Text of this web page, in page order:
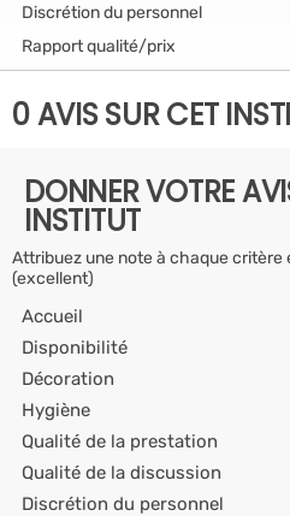
Discrétion du personnel
Rapport qualité/prix
0 AVIS SUR CET
DONNER VOTRE
INSTITUT
Attribuez une note à chaque critère
(excellent)
Accueil
Disponibilité
Décoration
Hygiène
Qualité de la prestation
Qualité de la discussion
Discrétion du personnel